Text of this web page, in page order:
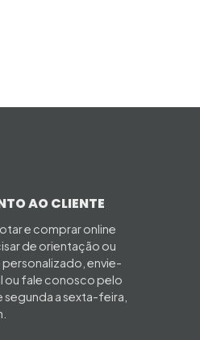
AO CLIENTE
e comprar online
de orientação ou
envie-
ou fale conosco pelo
segunda a sexta-feira,